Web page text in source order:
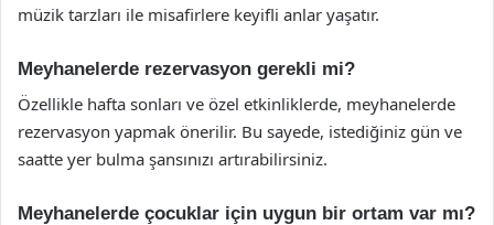
müzik tarzları ile misafirlere keyifli anlar yaşatır.
Meyhanelerde rezervasyon gerekli mi?
Özellikle hafta sonları ve özel etkinliklerde, meyhanelerde
rezervasyon yapmak önerilir. Bu sayede, istediğiniz gün ve
saatte yer bulma şansınızı artırabilirsiniz.
Meyhanelerde çocuklar için uygun bir ortam var mı?